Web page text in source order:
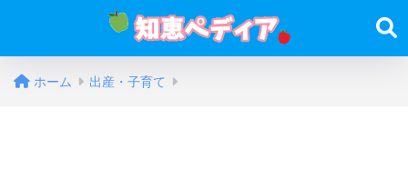
ホーム 出産・子育て